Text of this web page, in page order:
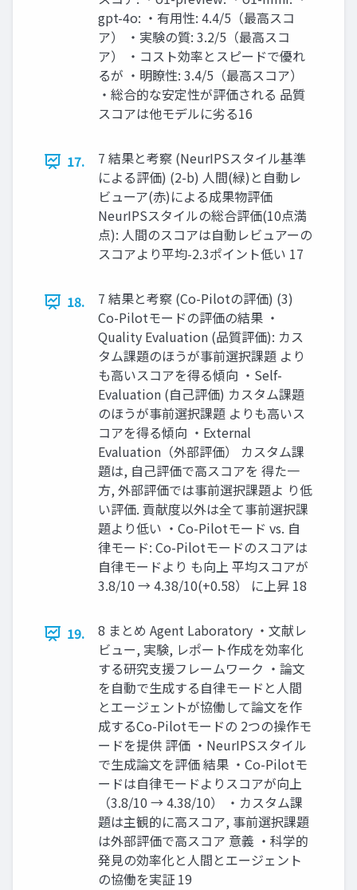
gpt-4o: ・有用性: 4.4/5（最高スコ
ア） ・実験の質: 3.2/5（最高スコ
ア） ・コスト効率とスピードで優れ
るが ・明瞭性: 3.4/5（最高スコア）
・総合的な安定性が評価される 品質
スコアは他モデルに劣る16
17.
7 結果と考察 (NeurIPSスタイル基準
による評価) (2-b) 人間(緑)と自動レ
ビューア(赤)による成果物評価
NeurIPSスタイルの総合評価(10点満
点): 人間のスコアは自動レビュアーの
スコアより平均-2.3ポイント低い 17
18.
7 結果と考察 (Co-Pilotの評価) (3)
Co-Pilotモードの評価の結果 ・
Quality Evaluation (品質評価): カス
タム課題のほうが事前選択課題 より
も高いスコアを得る傾向 ・Self-
Evaluation (自己評価) カスタム課題
のほうが事前選択課題 よりも高いス
コアを得る傾向 ・External
Evaluation（外部評価） カスタム課
題は, 自己評価で高スコアを 得た一
方, 外部評価では事前選択課題よ り低
い評価. 貢献度以外は全て事前選択課
題より低い ・Co-Pilotモード vs. 自
律モード: Co-Pilotモードのスコアは
自律モードより も向上 平均スコアが
3.8/10 → 4.38/10(+0.58） に上昇 18
19.
8 まとめ Agent Laboratory ・文献レ
ビュー, 実験, レポート作成を効率化
する研究支援フレームワーク ・論文
を自動で生成する自律モードと人間
とエージェントが協働して論文を作
成するCo-Pilotモードの 2つの操作モ
ードを提供 評価 ・NeurIPSスタイル
で生成論文を評価 結果 ・Co-Pilotモ
ードは自律モードよりスコアが向上
（3.8/10 → 4.38/10） ・カスタム課
題は主観的に高スコア, 事前選択課題
は外部評価で高スコア 意義 ・科学的
発見の効率化と人間とエージェント
の協働を実証 19